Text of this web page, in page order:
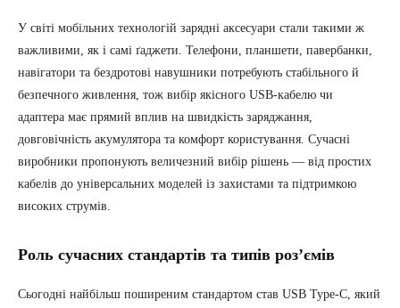
У світі мобільних технологій зарядні аксесуари стали такими ж
важливими, як і самі ґаджети. Телефони, планшети, павербанки,
навігатори та бездротові навушники потребують стабільного й
безпечного живлення, тож вибір якісного USB-кабелю чи
адаптера має прямий вплив на швидкість заряджання,
довговічність акумулятора та комфорт користування. Сучасні
виробники пропонують величезний вибір рішень — від простих
кабелів до універсальних моделей із захистами та підтримкою
високих струмів.
Роль сучасних стандартів та типів роз’ємів
Сьогодні найбільш поширеним стандартом став USB Type-C, який